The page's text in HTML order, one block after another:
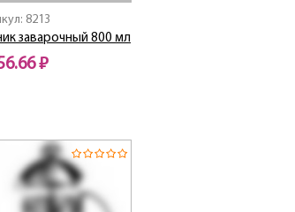
8213
заварочный 800 мл
₽